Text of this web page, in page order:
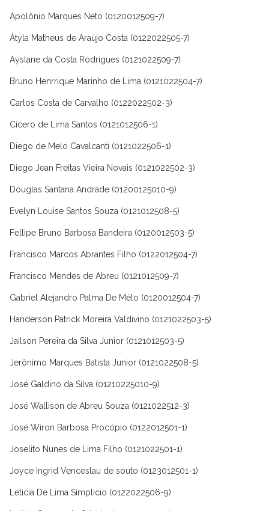
Apolônio Marques Neto (0120012509-7)
Átyla Matheus de Araújo Costa (0122022505-7)
Ayslane da Costa Rodrigues (0121022509-7)
Bruno Henrrique Marinho de Lima (0121022504-7)
Carlos Costa de Carvalho (0122022502-3)
Cícero de Lima Santos (0121012506-1)
Diego de Melo Cavalcanti (0121022506-1)
Diego Jean Freitas Vieira Novais (0121022502-3)
Douglas Santana Andrade (01200125010-9)
Evelyn Louise Santos Souza (0121012508-5)
Fellipe Bruno Barbosa Bandeira (0120012503-5)
Francisco Marcos Abrantes Filho (0122012504-7)
Francisco Mendes de Abreu (0121012509-7)
Gabriel Alejandro Palma De Mélo (0120012504-7)
Handerson Patrick Moreira Valdivino (0121022503-5)
Jailson Pereira da Silva Junior (0121012503-5)
Jerônimo Marques Batista Junior (0121022508-5)
José Galdino da Silva (01210225010-9)
José Wallison de Abreu Souza (0121022512-3)
José Wiron Barbosa Procópio (0122012501-1)
Joselito Nunes de Lima Filho (0121022501-1)
Joyce Ingrid Venceslau de souto (0123012501-1)
Leticia De Lima Simplicio (0122022506-9)